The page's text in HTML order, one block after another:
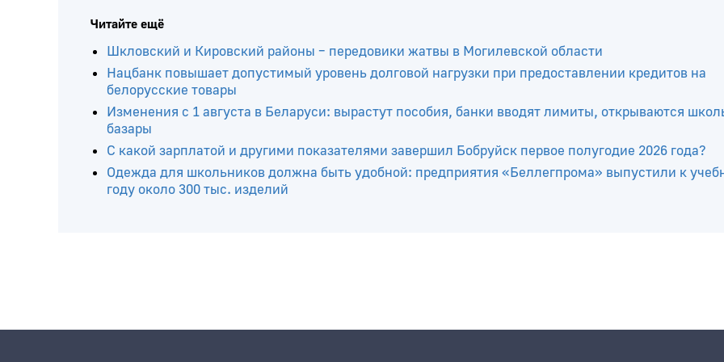
Читайте ещё
Шкловский и Кировский районы – передовики жатвы в Могилевской области
Нацбанк повышает допустимый уровень долговой нагрузки при предоставлении кредитов на
белорусские товары
Изменения с 1 августа в Беларуси: вырастут пособия, банки вводят лимиты, открываются
базары
С какой зарплатой и другими показателями завершил Бобруйск первое полугодие 2026 года?
Одежда для школьников должна быть удобной: предприятия «Беллегпрома» выпустили к
году около 300 тыс. изделий